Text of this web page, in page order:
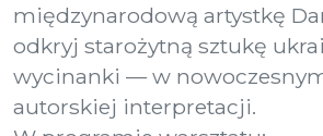
międzynarodową artystkę
odkryj starożytną sztukę
wycinanki — w
autorskiej interpretacji.